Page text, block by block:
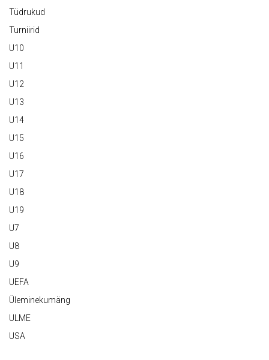
Tüdrukud
Turniirid
U10
U11
U12
U13
U14
U15
U16
U17
U18
U19
U7
U8
U9
UEFA
Üleminekumäng
ULME
USA